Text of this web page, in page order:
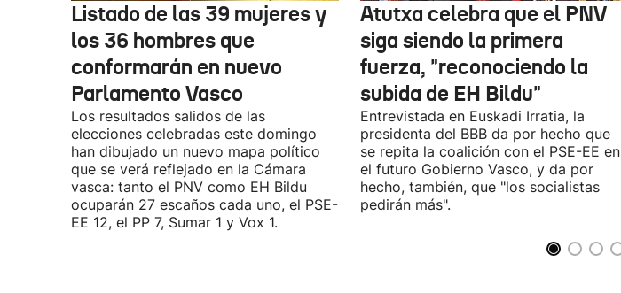
Listado de las 39 mujeres y
los 36 hombres que
conformarán en nuevo
Parlamento Vasco
Los resultados salidos de las
elecciones celebradas este domingo
han dibujado un nuevo mapa político
que se verá reflejado en la Cámara
vasca: tanto el PNV como EH Bildu
ocuparán 27 escaños cada uno, el PSE-
EE 12, el PP 7, Sumar 1 y Vox 1.
Atutxa celebra que el PNV
siga siendo la primera
fuerza, "reconociendo la
subida de EH Bildu"
Entrevistada en Euskadi Irratia, la
presidenta del BBB da por hecho que
se repita la coalición con el PSE-EE en
el futuro Gobierno Vasco, y da por
hecho, también, que "los socialistas
pedirán más".